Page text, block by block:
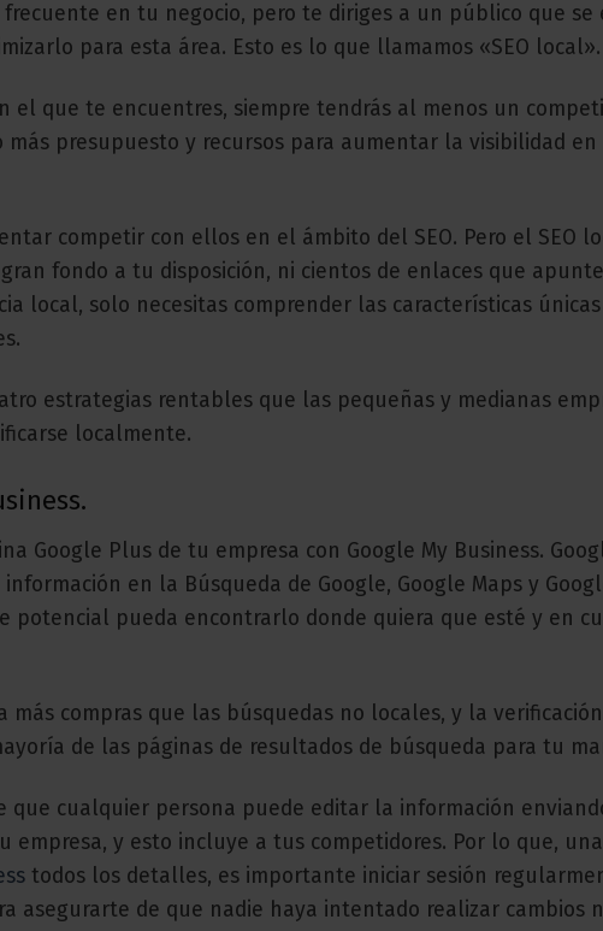
en tu negocio, pero te diriges a un público que se
para esta área. Esto es lo que llamamos «SEO local».
el que te encuentres, siempre tendrás al menos un
más presupuesto y recursos para aumentar la visibilidad
competir con ellos en el ámbito del SEO. Pero el SEO
fondo a tu disposición, ni cientos de enlaces que
local, solo necesitas comprender las características
estrategias rentables que las pequeñas y medianas
localmente.
Google Plus de tu empresa con Google My Business.
en la Búsqueda de Google, Google Maps y
potencial pueda encontrarlo donde quiera que esté y en
más compras que las búsquedas no locales, y la
de las páginas de resultados de búsqueda para tu
que cualquier persona puede editar la información
empresa, y esto incluye a tus competidores. Por lo que,
todos los detalles, es importante iniciar sesión
asegurarte de que nadie haya intentado realizar cambios